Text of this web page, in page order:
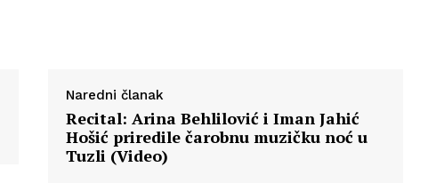
Naredni članak
Recital: Arina Behlilović i Iman Jahić
Hošić priredile čarobnu muzičku noć u
Tuzli (Video)